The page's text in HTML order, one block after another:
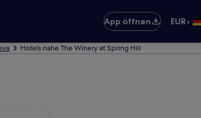
App öffnen
EUR•
Hotels nahe The Winery at Spring Hill